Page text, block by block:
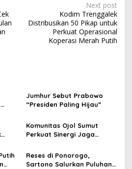
Next post
Kodim Trenggalek
Distribusikan 50 Pikap untuk
Perkuat Operasional
Koperasi Merah Putih
Jumhur Sebut Prabowo
“Presiden Paling Hijau”
Komunitas Ojol Sumut
Perkuat Sinergi Jaga
Reses di Ponorogo,
Sartono Salurkan Puluhan